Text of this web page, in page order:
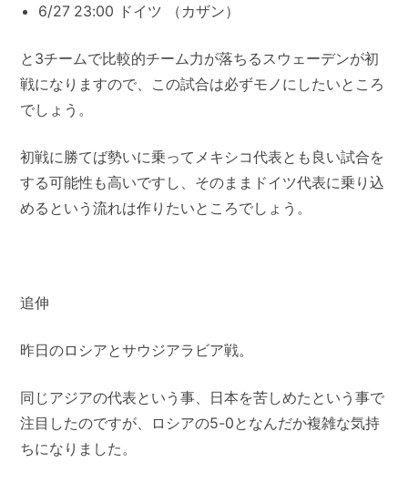
6/27 23:00 ドイツ （カザン）
と3チームで比較的チーム力が落ちるスウェーデンが初
戦になりますので、この試合は必ずモノにしたいところ
でしょう。
初戦に勝てば勢いに乗ってメキシコ代表とも良い試合を
する可能性も高いですし、そのままドイツ代表に乗り込
めるという流れは作りたいところでしょう。
追伸
昨日のロシアとサウジアラビア戦。
同じアジアの代表という事、日本を苦しめたという事で
注目したのですが、ロシアの5-0となんだか複雑な気持
ちになりました。